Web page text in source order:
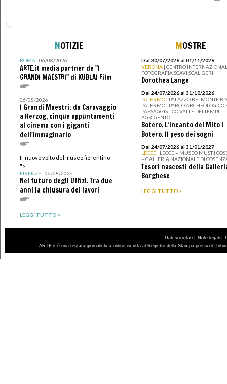
NOTIZIE
ROMA| 06/08/2026
ARTE.it media partner de "I
GRANDI MAESTRI" di KUBLAI Film
06/08/2026
I Grandi Maestri: da Caravaggio
a Herzog, cinque appuntamenti
al cinema con i giganti
dell'immaginario
Il nuovo volto del museo fiorentino
">
FIRENZE| 06/08/2026
Nel futuro degli Uffizi. Tra due
anni la chiusura dei lavori
LEGGI TUTTO >
MOSTRE
Dal 30/07/2026 al 01/11/2026
VERONA | CENTRO
FOTOGRAFIA SCAVI SCALIGERI
Dorothea Lange
Dal 24/07/2026 al 31/10/2026
PALERMO | PALAZZO BELMONTE
PALERMO I PARCO ARCHEOLOGICO
PAESAGGISTICO VALLE DEI TEMPLI -
AGRIGENTO
Botero. L’incanto del Mito I
Botero. Il peso dei sogni
Dal 24/07/2026 al 31/01/2027
LECCE | LECCE – MUSEO MUST I
– GALLERIA NAZIONALE DI
Tesori nascosti della
Borghese
LEGGI TUTTO >
Dati societari | Note legali |
ARTE.it è una testata giornalistica online iscritta al Registro della Stampa presso il